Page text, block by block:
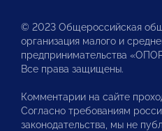
© 2023 Общероссийская
организация малого и
предпринимательства
Все права защищены.
Комментарии на сайте
Согласно требованиям
законодательства, мы не